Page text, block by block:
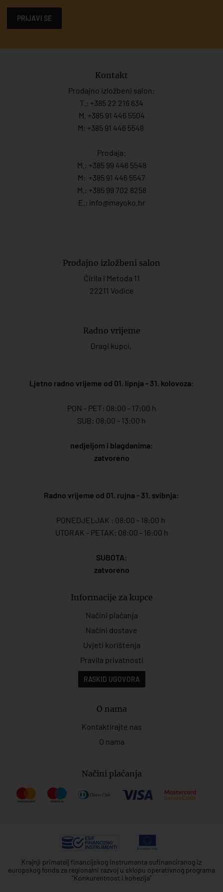
PRIJAVI SE
Kontakt
Prodajno izložbeni salon:
T.: +385 22 216 634
M. +385 91 446 5504
M: +385 91 446 5548
Prodaja:
M.: +385 99 446 5548
M: +385 91 446 5547
M.: +385 99 702 8258
E.: info@mayoko. hr
Prodajno izložbeni salon
Ćirila i Metoda 11
22211 Vodice
Radno vrijeme
Dragi kupci,
Ljetno radno vrijeme od 01. lipnja - 31. kolovoza:
PON - PET: 08:00 - 17:00 h
SUB: 08:00 - 13:00 h
nedjeljom i blagdanima:
zatvoreno
Radno vrijeme od 01. rujna - 31. svibnja:
PONEDJELJAK : 08:00 - 18:00 h
UTORAK - PETAK: 08:00 - 16:00 h
SUBOTA:
zatvoreno
Informacije za kupce
Načini plaćanja
Načini dostave
Uvjeti korištenja
Pravila privatnosti
RASKID UGOVORA
O nama
Kontaktirajte nas
O nama
Načini plaćanja
Krajnji primatelj financijskog instrumenta sufinanciranog iz
europskog fonda za regionalni razvoj u sklopu operativnog programa
"Konkurentnost i kohezija"